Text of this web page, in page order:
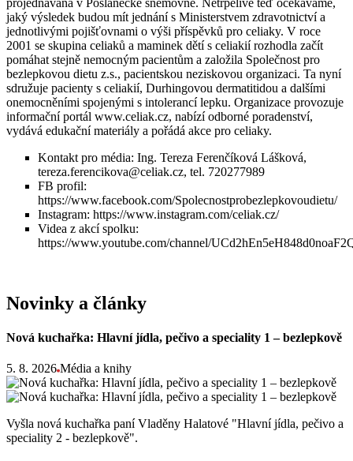
jaký výsledek budou mít jednání s Ministerstvem zdravotnictví a
jednotlivými pojišťovnami o výši příspěvků pro celiaky. V roce
2001 se skupina celiaků a maminek dětí s celiakií rozhodla začít
pomáhat stejně nemocným pacientům a založila Společnost pro
bezlepkovou dietu z.s., pacientskou neziskovou organizaci. Ta nyní
sdružuje pacienty s celiakií, Durhingovou dermatitidou a dalšími
onemocněními spojenými s intolerancí lepku. Organizace provozuje
informační portál www.celiak.cz, nabízí odborné poradenství,
vydává edukační materiály a pořádá akce pro celiaky.
Kontakt pro média: Ing. Tereza Ferenčíková Lášková,
tereza.ferencikova@celiak.cz, tel. 720277989
FB profil:
https://www.facebook.com/Spolecnostprobezlepkovoudietu/
Instagram: https://www.instagram.com/celiak.cz/
Videa z akcí spolku:
https://www.youtube.com/channel/
Novinky a články
Nová kuchařka: Hlavní jídla, pečivo a speciality 1 – bezlepkově
5. 8. 2026 Média a knihy
Vyšla nová kuchařka paní Vladěny Halatové "Hlavní jídla, pečivo a
speciality 2 - bezlepkově".